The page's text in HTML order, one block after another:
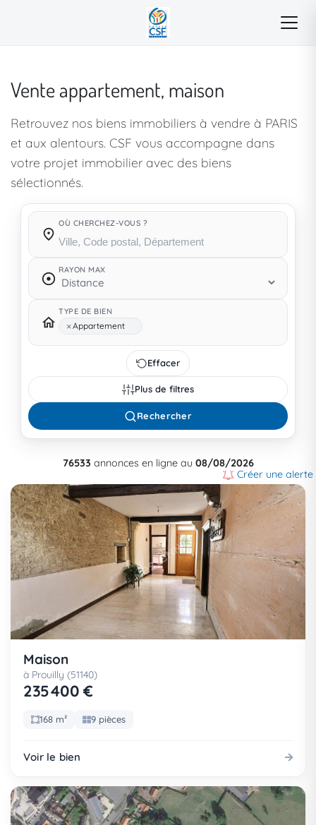
Vente appartement, maison
Retrouvez nos biens immobiliers à vendre à PARIS
et aux alentours. CSF vous accompagne dans
votre projet immobilier avec des biens
sélectionnés.
OÙ CHERCHEZ-VOUS ?
RAYON MAX
TYPE DE BIEN
×Appartement
Effacer
Plus de filtres
Rechercher
76533 annonces en ligne au 08/08/2026
Créer une alerte
Maison
à Prouilly (51140)
235 400 €
168 m² 9 pièces
Voir le bien